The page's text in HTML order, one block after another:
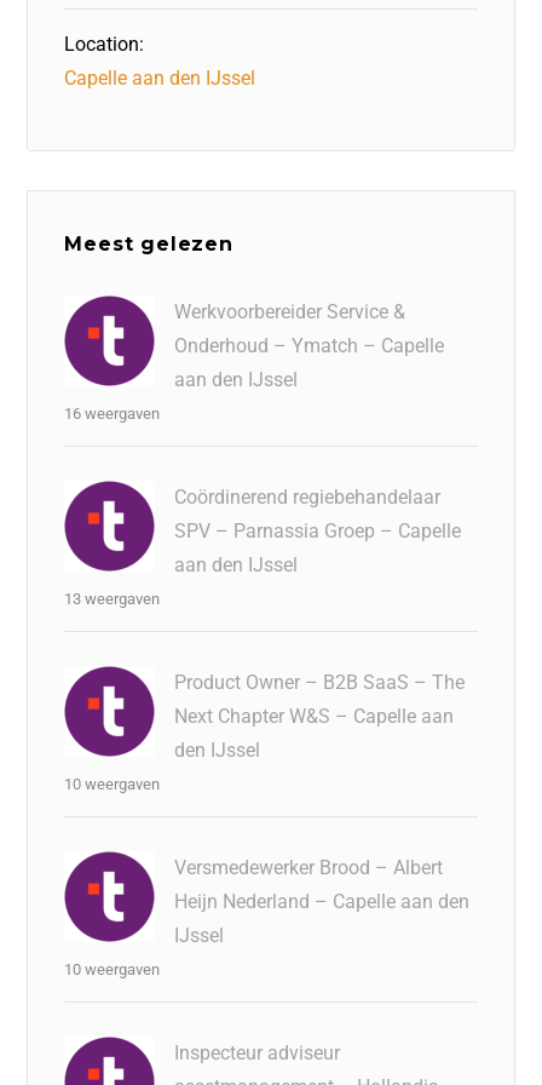
Location:
Capelle aan den IJssel
Meest gelezen
Werkvoorbereider Service &
Onderhoud – Ymatch – Capelle
aan den IJssel
16 weergaven
Coördinerend regiebehandelaar
SPV – Parnassia Groep – Capelle
aan den IJssel
13 weergaven
Product Owner – B2B SaaS – The
Next Chapter W&S – Capelle aan
den IJssel
10 weergaven
Versmedewerker Brood – Albert
Heijn Nederland – Capelle aan den
IJssel
10 weergaven
Inspecteur adviseur